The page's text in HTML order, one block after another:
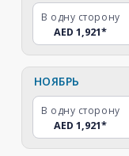
В одну сторону
AED 1,921*
НОЯБРЬ
В одну сторону
AED 1,921*